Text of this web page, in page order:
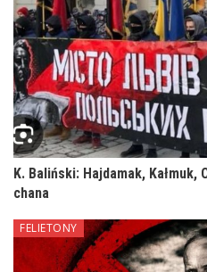
K. Baliński: Hajdamak,
chana
FELIETONY